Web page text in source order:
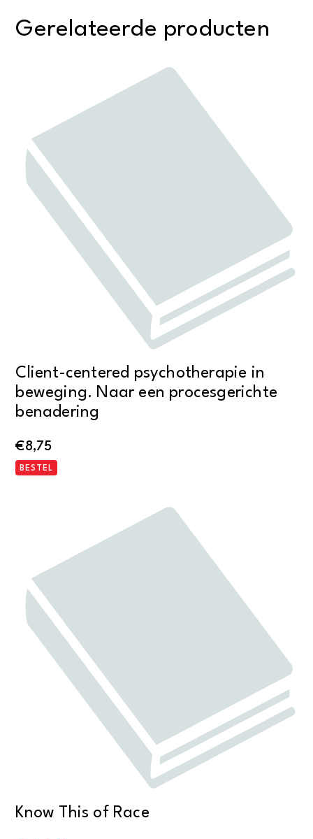
Gerelateerde producten
Client-centered psychotherapie in
beweging. Naar een procesgerichte
benadering
€8,75
BESTEL
Know This of Race